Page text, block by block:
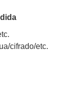
cifrado/etc.